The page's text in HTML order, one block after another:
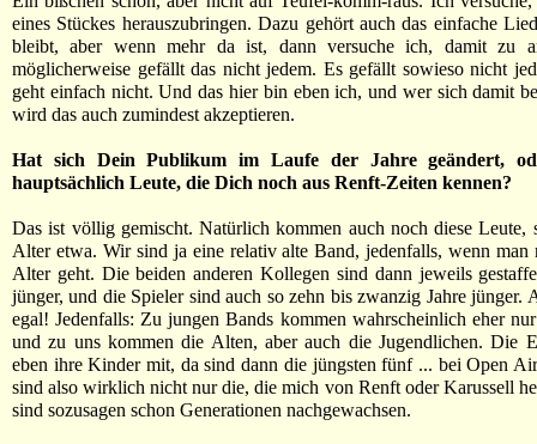
eines Stückes herauszubringen. Dazu gehört auch das einfache
bleibt, aber wenn mehr da ist, dann versuche ich, damit zu
möglicherweise gefällt das nicht jedem. Es gefällt sowieso nicht
geht einfach nicht. Und das hier bin eben ich, und wer sich damit
wird das auch zumindest akzeptieren.
Hat sich Dein Publikum im Laufe der Jahre geändert,
hauptsächlich Leute, die Dich noch aus Renft-Zeiten kennen?
Das ist völlig gemischt. Natürlich kommen auch noch diese Leute,
Alter etwa. Wir sind ja eine relativ alte Band, jedenfalls, wenn man
Alter geht. Die beiden anderen Kollegen sind dann jeweils
jünger, und die Spieler sind auch so zehn bis zwanzig Jahre jünger.
egal! Jedenfalls: Zu jungen Bands kommen wahrscheinlich eher
und zu uns kommen die Alten, aber auch die Jugendlichen. Die
eben ihre Kinder mit, da sind dann die jüngsten fünf ... bei Open
sind also wirklich nicht nur die, die mich von Renft oder Karussell
sind sozusagen schon Generationen nachgewachsen.